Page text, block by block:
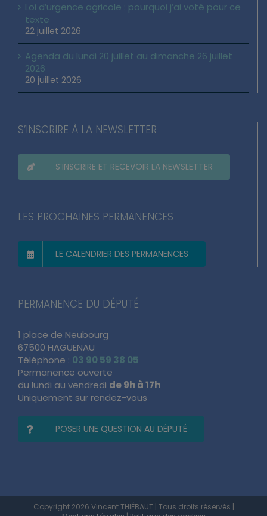
Loi d’urgence agricole : pourquoi j’ai voté pour ce
texte
22 juillet 2026
Agenda du lundi 20 juillet au dimanche 26 juillet
2026
20 juillet 2026
S’INSCRIRE À LA NEWSLETTER
S’INSCRIRE ET RECEVOIR LA NEWSLETTER
LES PROCHAINES PERMANENCES
LE CALENDRIER DES PERMANENCES
PERMANENCE DU DÉPUTÉ
1 place de Neubourg
67500 HAGUENAU
Téléphone : 03 90 59 38 05
Permanence ouverte
du lundi au vendredi de 9h à 17h
Uniquement sur rendez-vous
POSER UNE QUESTION AU DÉPUTÉ
Copyright 2026 Vincent THIÉBAUT | Tous droits réservés |